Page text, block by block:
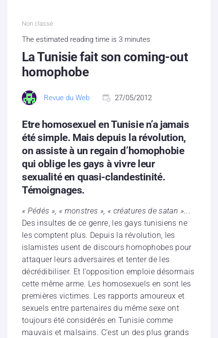
Nous soutenir
Boutique
Hébergement solidaire
Non classé
The estimated reading time is 3 minutes
La Tunisie fait son coming-out
homophobe
Revue du Web 27/05/2012
Etre homosexuel en Tunisie n’a jamais
été simple. Mais depuis la révolution,
on assiste à un regain d’homophobie
qui oblige les gays à vivre leur
sexualité en quasi-clandestinité.
Témoignages.
« Pédés », « monstres », « créatures de satan ».. .
Des insultes de ce genre, les gays tunisiens ne
les comptent plus. Depuis la révolution, les
islamistes usent de discours homophobes pour
attaquer leurs adversaires et tenter de les
décrédibiliser. Et l’opposition emploie désormais
cette même arme. Les homosexuels en sont les
premières victimes. Les rapports amoureux et
sexuels entre partenaires du même sexe ont
toujours été considérés en Tunisie comme
mauvais et malsains. C’est un des plus grands